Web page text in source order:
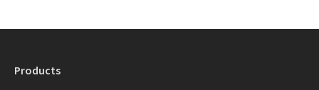
Products